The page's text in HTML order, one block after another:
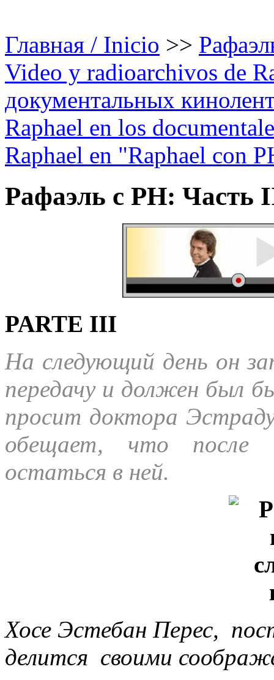
Главная / Inicio >>
Video y radioarchivos de
документальных
Raphael en los
Raphael en "Raphael con
Рафаэль с PH: Часть
PARTE III
На следующий день он
передачу и должен был
просит доктора
обещает, что после
остаться в ней.
Хосе Эстебан Перес,
делится своими